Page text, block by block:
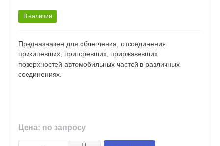
В наличии
Предназначен для облегчения, отсоединения
прикипевших, пригоревших, приржавевших
поверхностей автомобильных частей в различных
соединениях.
Цена: по запросу